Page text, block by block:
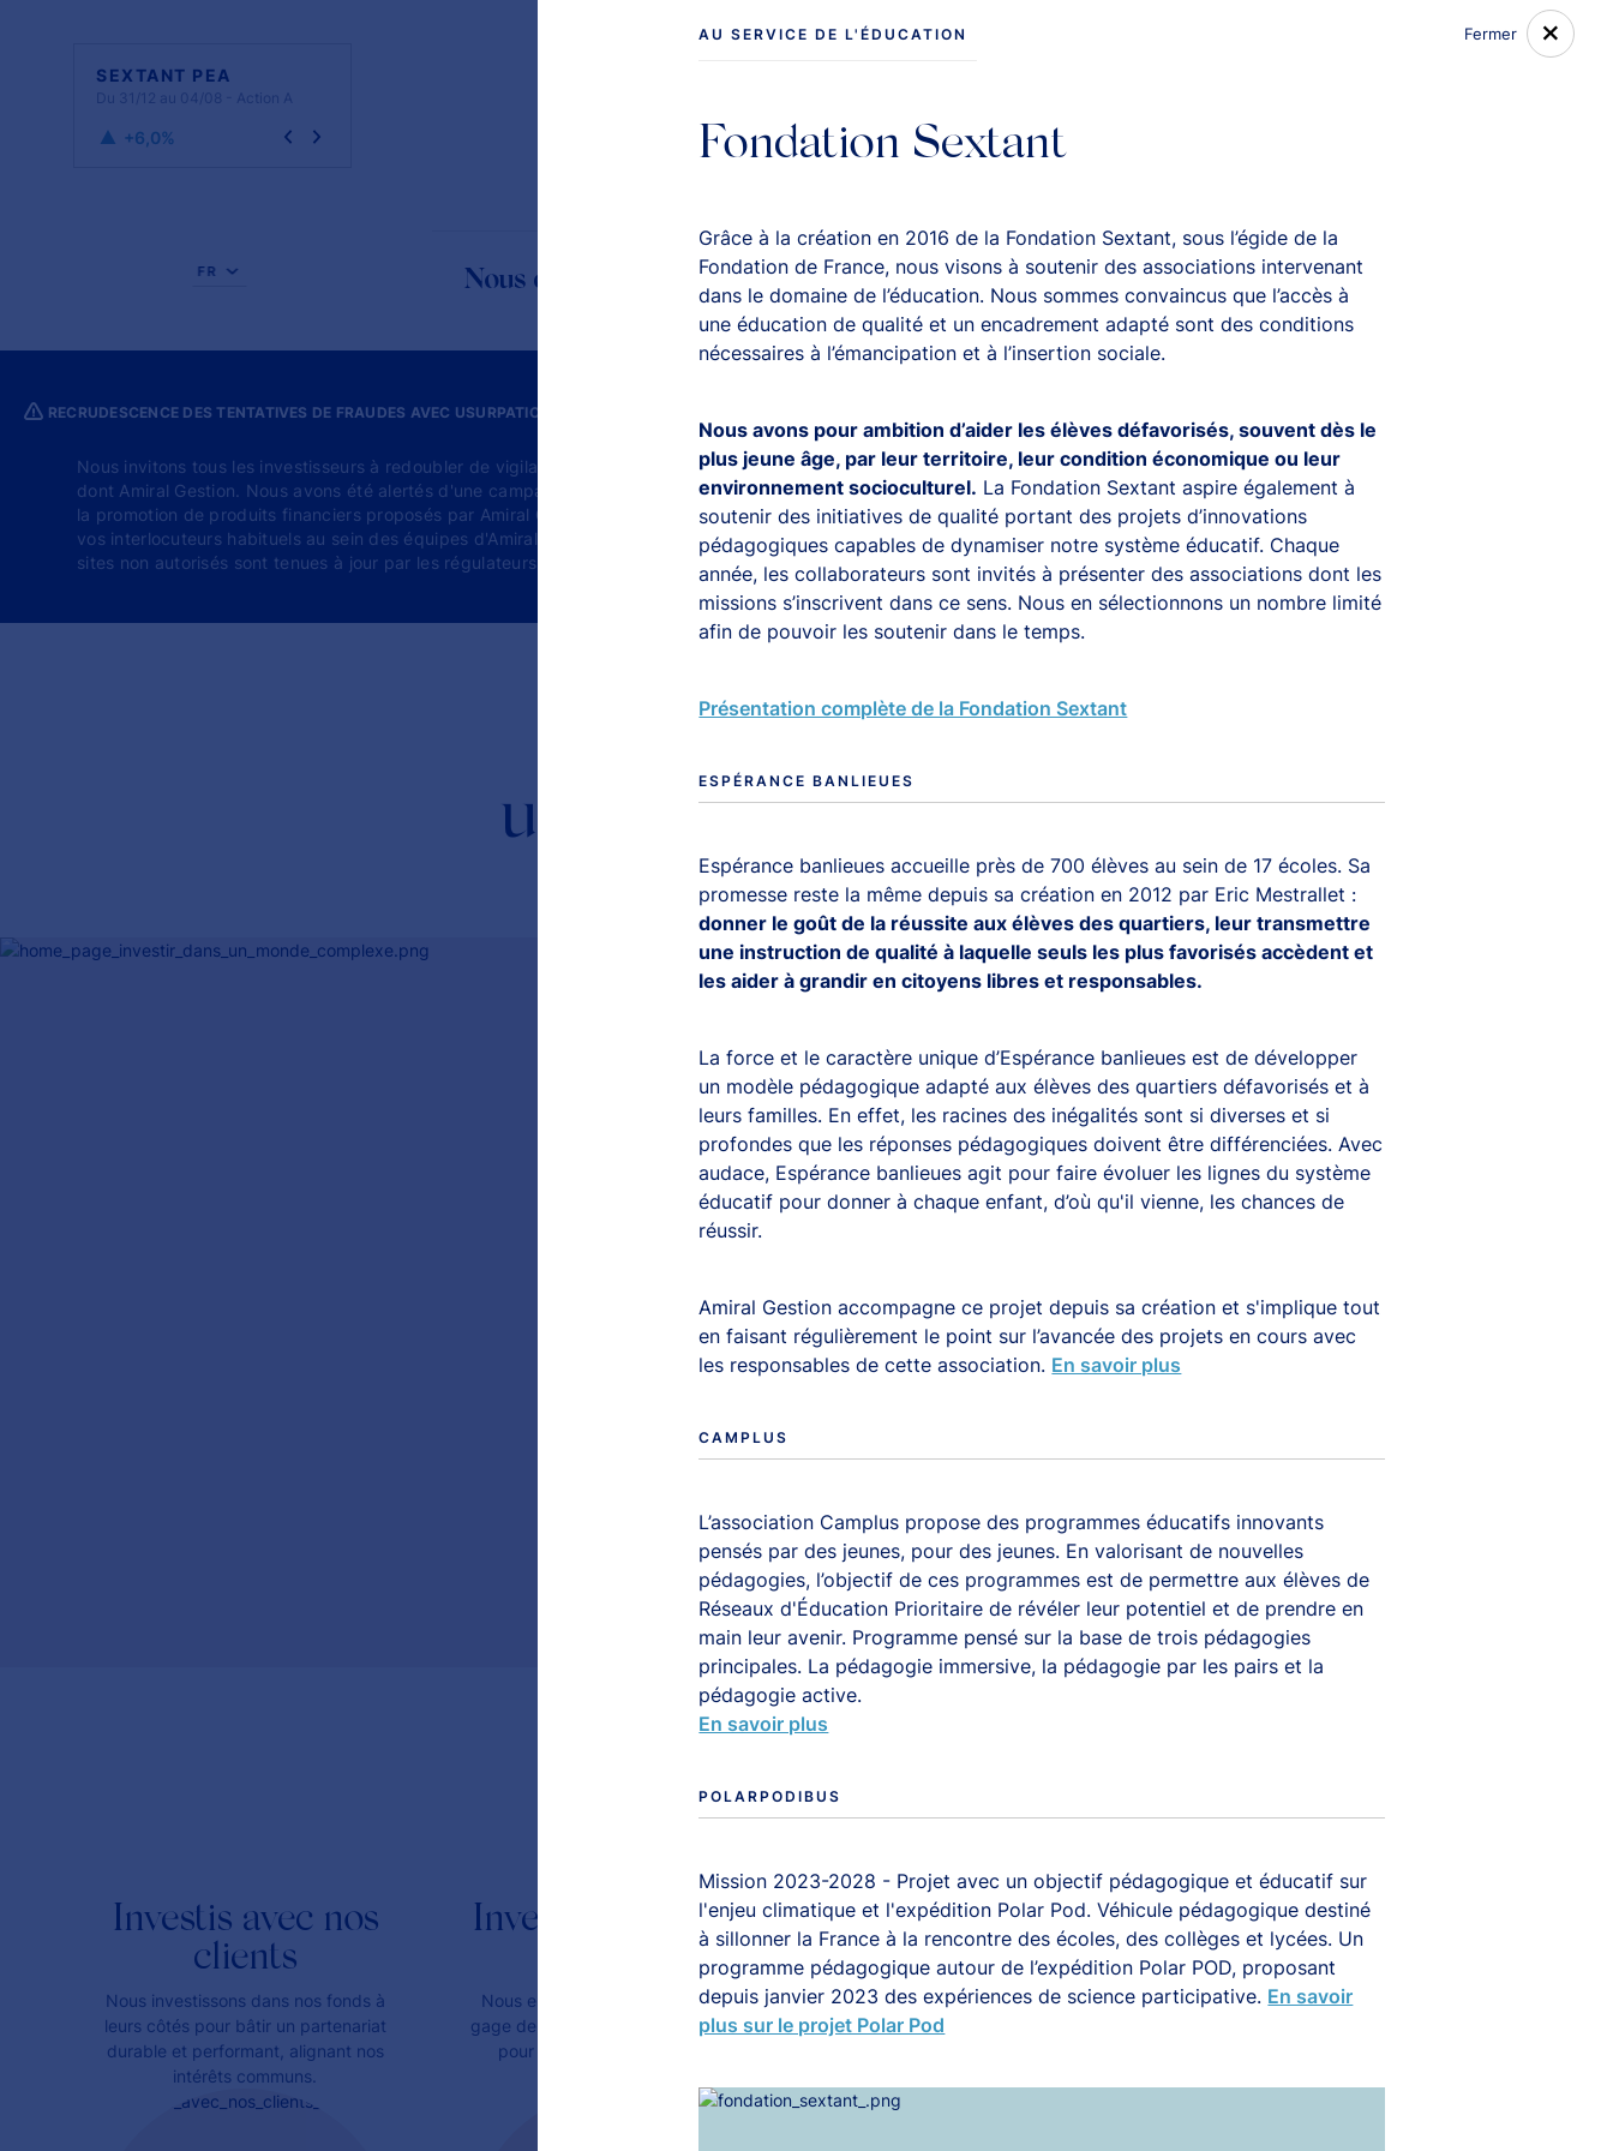
FR Nous découvrir SICAV Sextant News & Médias
SEXTANT PEA
Du 31/12 au 04/08 - Action A
+6,0%
RECRUDESCENCE DES TENTATIVES DE FRAUDES AVEC USURPATION DE NOMS DE DIVERSES SOCIÉTÉS DE GESTION.
Nous invitons tous les investisseurs à redoubler de vigilance quant à l'augmentation de tentatives de fraudes en cours utilisant les noms de différentes sociétés de gestion,
dont Amiral Gestion. Nous avons été alertés d'une campagne en cours sous la forme d'un envoi de mail frauduleux avec usurpation d'identité de l'un de nos analystes, faisant
la promotion de produits financiers proposés par Amiral Gestion. Par précaution, si vous recevez ce type de message, merci de ne pas ouvrir la pièce jointe et de contacter
vos interlocuteurs habituels au sein des équipes d'Amiral Gestion ou via l'adressecontact@amiralgestion.com. Des règles de vigilance ainsi qu'une liste noire des sociétés et
sites non autorisés sont tenues à jour par les régulateurs locaux, n'hésitez pas à en prendre connaissance.
Investir dans
un monde complexe.
Investis avec nos
clients
Nous investissons dans nos fonds à
leurs côtés pour bâtir un partenariat
durable et performant, alignant nos
intérêts communs.
Investis dans notre
Nous en sommes tous actionnaires,
gage de notre implication quotidienne
pour sa réussite et celle de ses
Investis dans le
temps
Nous défendons une vision de la
performance sur le long terme, en
Investis pour la
société
Nous accompagnons les entreprises
AU SERVICE DE L'ÉDUCATION Fermer
Fondation Sextant
Grâce à la création en 2016 de la Fondation Sextant, sous l’égide de la
Fondation de France, nous visons à soutenir des associations intervenant
dans le domaine de l’éducation. Nous sommes convaincus que l’accès à
une éducation de qualité et un encadrement adapté sont des conditions
nécessaires à l’émancipation et à l’insertion sociale.
Nous avons pour ambition d’aider les élèves défavorisés, souvent dès le
plus jeune âge, par leur territoire, leur condition économique ou leur
environnement socioculturel. La Fondation Sextant aspire également à
soutenir des initiatives de qualité portant des projets d’innovations
pédagogiques capables de dynamiser notre système éducatif. Chaque
année, les collaborateurs sont invités à présenter des associations dont les
missions s’inscrivent dans ce sens. Nous en sélectionnons un nombre limité
afin de pouvoir les soutenir dans le temps.
Présentation complète de la Fondation Sextant
ESPÉRANCE BANLIEUES
Espérance banlieues accueille près de 700 élèves au sein de 17 écoles. Sa
promesse reste la même depuis sa création en 2012 par Eric Mestrallet :
donner le goût de la réussite aux élèves des quartiers, leur transmettre
une instruction de qualité à laquelle seuls les plus favorisés accèdent et
les aider à grandir en citoyens libres et responsables.
La force et le caractère unique d’Espérance banlieues est de développer
un modèle pédagogique adapté aux élèves des quartiers défavorisés et à
leurs familles. En effet, les racines des inégalités sont si diverses et si
profondes que les réponses pédagogiques doivent être différenciées. Avec
audace, Espérance banlieues agit pour faire évoluer les lignes du système
éducatif pour donner à chaque enfant, d’où qu'il vienne, les chances de
réussir.
Amiral Gestion accompagne ce projet depuis sa création et s'implique tout
en faisant régulièrement le point sur l’avancée des projets en cours avec
les responsables de cette association. En savoir plus
CAMPLUS
L’association Camplus propose des programmes éducatifs innovants
pensés par des jeunes, pour des jeunes. En valorisant de nouvelles
pédagogies, l’objectif de ces programmes est de permettre aux élèves de
Réseaux d'Éducation Prioritaire de révéler leur potentiel et de prendre en
main leur avenir. Programme pensé sur la base de trois pédagogies
principales. La pédagogie immersive, la pédagogie par les pairs et la
pédagogie active.
En savoir plus
POLARPODIBUS
Mission 2023-2028 - Projet avec un objectif pédagogique et éducatif sur
l'enjeu climatique et l'expédition Polar Pod. Véhicule pédagogique destiné
à sillonner la France à la rencontre des écoles, des collèges et lycées. Un
programme pédagogique autour de l’expédition Polar POD, proposant
depuis janvier 2023 des expériences de science participative. En savoir
plus sur le projet Polar Pod